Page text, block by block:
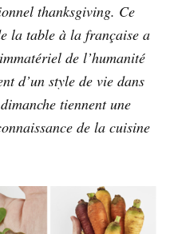
thanksgiving. Ce
la table à la française a
de l’humanité
d’un style de vie dans
tiennent une
de la cuisine